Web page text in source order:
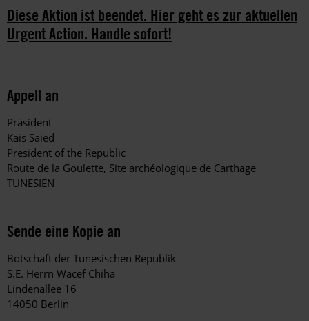
Diese Aktion ist beendet. Hier geht es zur aktuellen
Urgent Action. Handle sofort!
Appell an
Präsident
Kais Saied
President of the Republic
Route de la Goulette, Site archéologique de Carthage
TUNESIEN
Sende eine Kopie an
Botschaft der Tunesischen Republik
S.E. Herrn Wacef Chiha
Lindenallee 16
14050 Berlin